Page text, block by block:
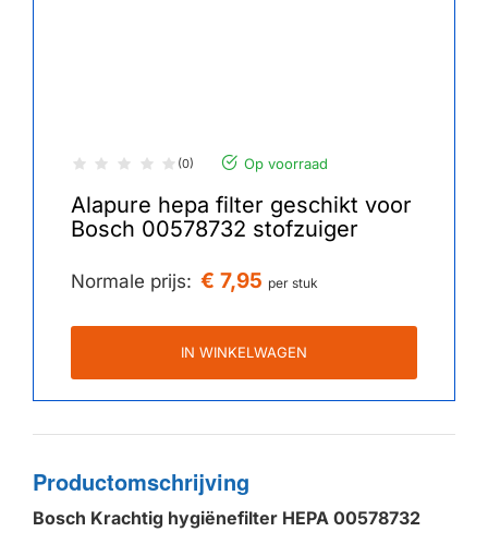
(0) Op voorraad
Alapure hepa filter geschikt voor
Bosch 00578732 stofzuiger
Normale prijs: € 7,95 per stuk
IN WINKELWAGEN
Productomschrijving
Bosch Krachtig hygiënefilter HEPA 00578732